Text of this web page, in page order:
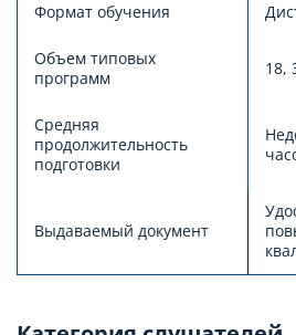
Формат обучения
Объем типовых
программ
18,
Средняя
продолжительность
подготовки
Выдаваемый документ